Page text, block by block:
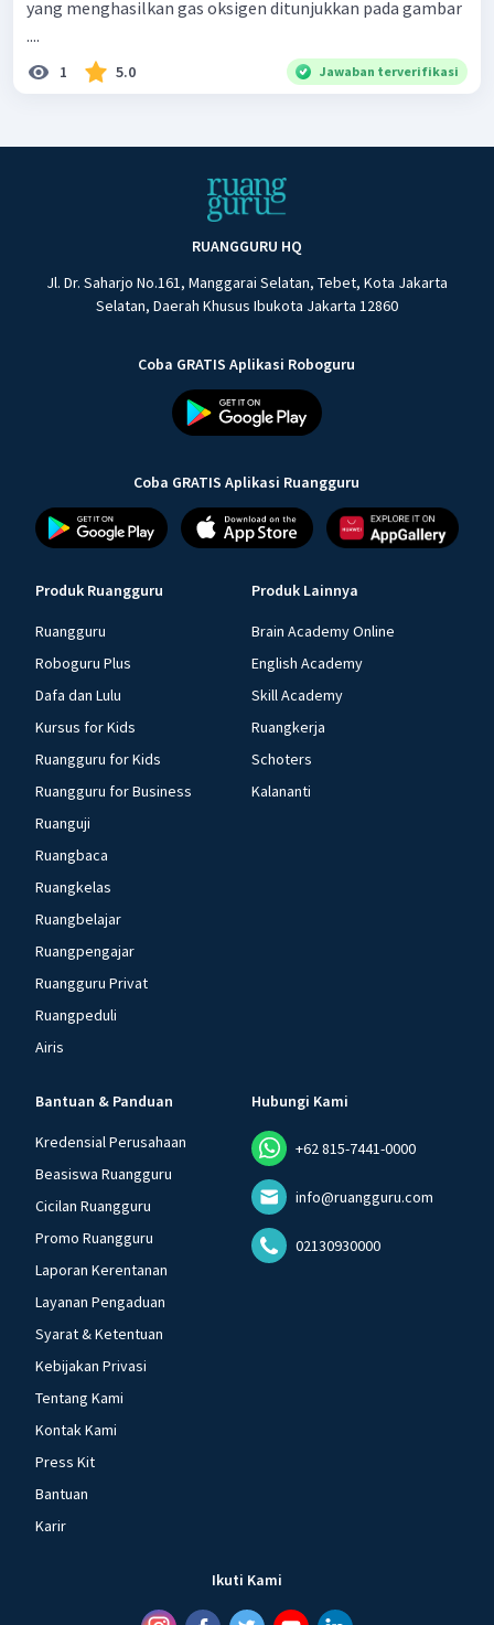
yang menghasilkan gas oksigen ditunjukkan pada gambar
....
1 5.0 Jawaban terverifikasi
RUANGGURU HQ
Jl. Dr. Saharjo No.161, Manggarai Selatan, Tebet, Kota Jakarta
Selatan, Daerah Khusus Ibukota Jakarta 12860
Coba GRATIS Aplikasi Roboguru
Coba GRATIS Aplikasi Ruangguru
Produk Ruangguru
Ruangguru
Roboguru Plus
Dafa dan Lulu
Kursus for Kids
Ruangguru for Kids
Ruangguru for Business
Ruanguji
Ruangbaca
Ruangkelas
Ruangbelajar
Ruangpengajar
Ruangguru Privat
Ruangpeduli
Airis
Produk Lainnya
Brain Academy Online
English Academy
Skill Academy
Ruangkerja
Schoters
Kalananti
Bantuan & Panduan
Kredensial Perusahaan
Beasiswa Ruangguru
Cicilan Ruangguru
Promo Ruangguru
Laporan Kerentanan
Layanan Pengaduan
Syarat & Ketentuan
Kebijakan Privasi
Tentang Kami
Kontak Kami
Press Kit
Bantuan
Karir
Hubungi Kami
+62 815-7441-0000
info@ruangguru.com
02130930000
Ikuti Kami